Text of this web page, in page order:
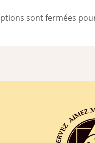
sont fermées